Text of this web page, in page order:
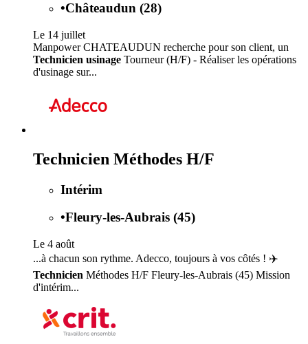
•Châteaudun (28)
Le 14 juillet
Manpower CHATEAUDUN recherche pour son client, un
Technicien usinage Tourneur (H/F) - Réaliser les opérations
d'usinage sur...
Technicien Méthodes H/F
Intérim
•Fleury-les-Aubrais (45)
Le 4 août
...à chacun son rythme. Adecco, toujours à vos côtés ! ✈️
Technicien Méthodes H/F Fleury-les-Aubrais (45) Mission
d'intérim...